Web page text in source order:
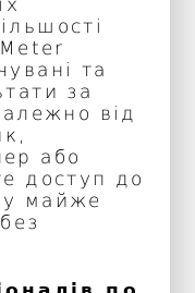
та
за
від
або
доступ до
майже